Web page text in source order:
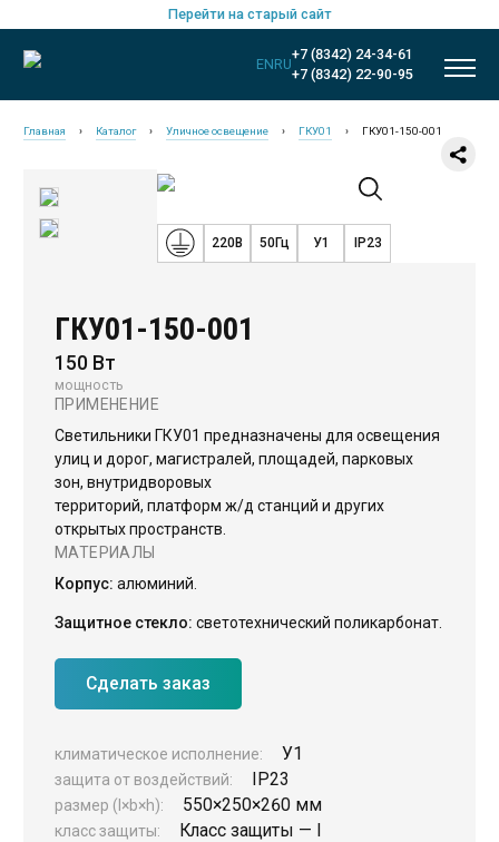
Перейти на старый сайт
ENRU
+7 (8342) 24-34-61
+7 (8342) 22-90-95
Общественное освещение
Промышленное освещение
ЖКХ освещение
Прожекторное освещение
Комплектующие для светильников
Главная › Каталог › Уличное освещение › ГКУ01 › ГКУ01-150-001
220В 50Гц У1 IP23
ГКУ01-150-001
150 Вт
мощность
ПРИМЕНЕНИЕ
Светильники ГКУ01 предназначены для освещения
улиц и дорог, магистралей, площадей, парковых
зон, внутридворовых
территорий, платформ ж/д станций и других
открытых пространств.
МАТЕРИАЛЫ
Корпус: алюминий.
Защитное стекло: светотехнический поликарбонат.
Сделать заказ
климатическое исполнение: У1
защита от воздействий: IP23
размер (l×b×h): 550×250×260 мм
класс защиты: Класс защиты — I